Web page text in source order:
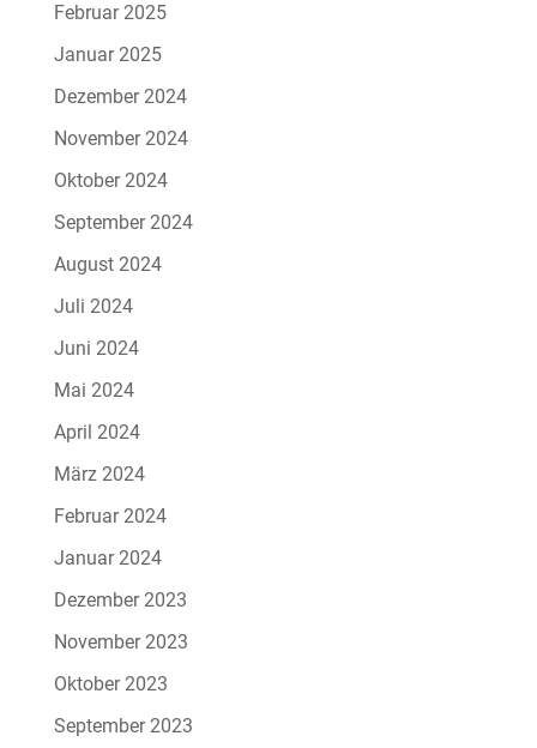
Februar 2025
Januar 2025
Dezember 2024
November 2024
Oktober 2024
September 2024
August 2024
Juli 2024
Juni 2024
Mai 2024
April 2024
März 2024
Februar 2024
Januar 2024
Dezember 2023
November 2023
Oktober 2023
September 2023